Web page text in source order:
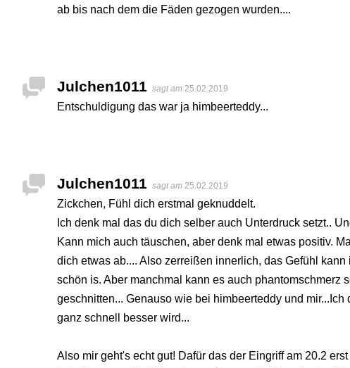
ab bis nach dem die Fäden gezogen wurden....
Julchen1011 sagt am 25.02.2019
Entschuldigung das war ja himbeerteddy...
Julchen1011 sagt am 25.02.2019
Zickchen, Fühl dich erstmal geknuddelt.
Ich denk mal das du dich selber auch Unterdruck setzt..
Kann mich auch täuschen, aber denk mal etwas positiv.
dich etwas ab.... Also zerreißen innerlich, das Gefühl
schön is. Aber manchmal kann es auch phantomschmerz
geschnitten... Genauso wie bei himbeerteddy und
ganz schnell besser wird...
Also mir geht's echt gut! Dafür das der Eingriff am 20.2